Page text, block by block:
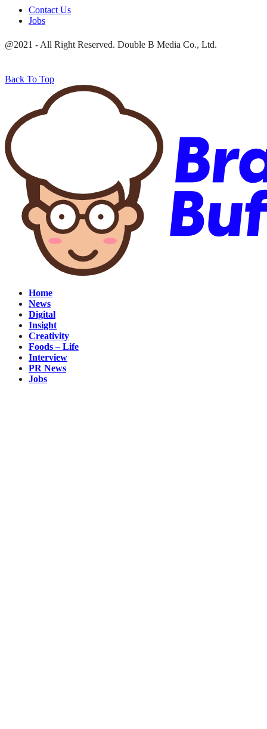
Contact Us
Jobs
@2021 - All Right Reserved. Double B Media Co., Ltd.
Back To Top
Home
News
Digital
Insight
Creativity
Foods – Life
Interview
PR News
Jobs